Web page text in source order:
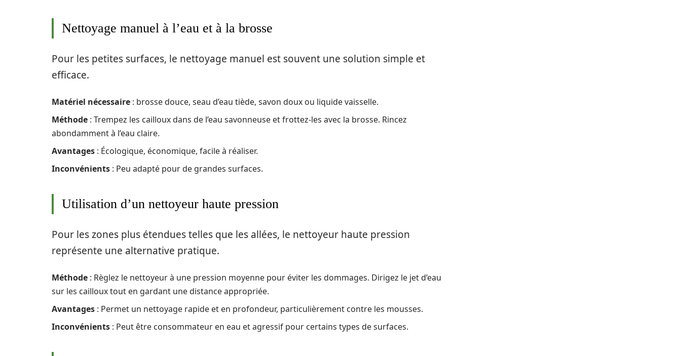
Nettoyage manuel à l’eau et à la brosse
Pour les petites surfaces, le nettoyage manuel est souvent une solution simple et
efficace.
Matériel nécessaire : brosse douce, seau d’eau tiède, savon doux ou liquide vaisselle.
Méthode : Trempez les cailloux dans de l’eau savonneuse et frottez-les avec la brosse. Rincez
abondamment à l’eau claire.
Avantages : Écologique, économique, facile à réaliser.
Inconvénients : Peu adapté pour de grandes surfaces.
Utilisation d’un nettoyeur haute pression
Pour les zones plus étendues telles que les allées, le nettoyeur haute pression
représente une alternative pratique.
Méthode : Règlez le nettoyeur à une pression moyenne pour éviter les dommages. Dirigez le jet d’eau
sur les cailloux tout en gardant une distance appropriée.
Avantages : Permet un nettoyage rapide et en profondeur, particulièrement contre les mousses.
Inconvénients : Peut être consommateur en eau et agressif pour certains types de surfaces.